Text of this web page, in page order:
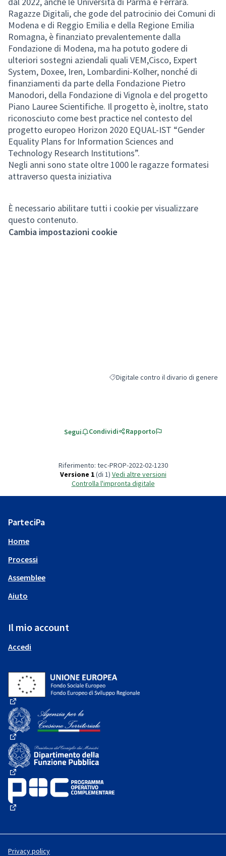
Ragazze Digitali, che gode del patrocinio dei Comuni di
Modena e di Reggio Emilia e della Regione Emilia
Romagna, è finanziato prevalentemente dalla
Fondazione di Modena, ma ha potuto godere di
ulteriori sostegni aziendali quali VEM,Cisco, Expert
System, Doxee, Iren, Lombardini-Kolher, nonché di
finanziamenti da parte della Fondazione Pietro
Manodori, della Fondazione di Vignola e del progetto
Piano Lauree Scientifiche. Il progetto è, inoltre, stato
riconosciuto come best practice nel contesto del
progetto europeo Horizon 2020 EQUAL-IST “Gender
Equality Plans for Information Sciences and
Technology Research Institutions”.
Negli anni sono state oltre 1000 le ragazze formatesi
attraverso questa iniziativa
È necessario abilitare tutti i cookie per visualizzare
questo contenuto.
Cambia impostazioni cookie
Filtra i risultati per categoria: Digitale
Digitale contro il divario di genere
Segui Condividi Rapporto
Riferimento: tec-PROP-2022-02-1230
Versione 1(di 1) vedi altre versioni
Controlla l'impronta digitale
ParteciPa
Home
Processi
Assemblee
Aiuto
Il mio account
Accedi
(Collegamento esterno)
(Collegamento esterno)
(Collegamento esterno)
Privacy policy